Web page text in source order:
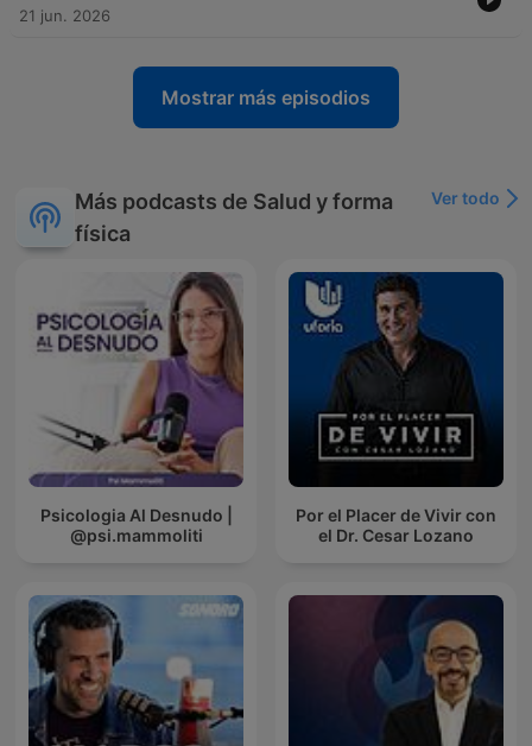
21 jun. 2026
Mostrar más episodios
Más podcasts de Salud y forma
física
Ver todo
Psicologia Al Desnudo |
@psi.mammoliti
Por el Placer de Vivir con
el Dr. Cesar Lozano